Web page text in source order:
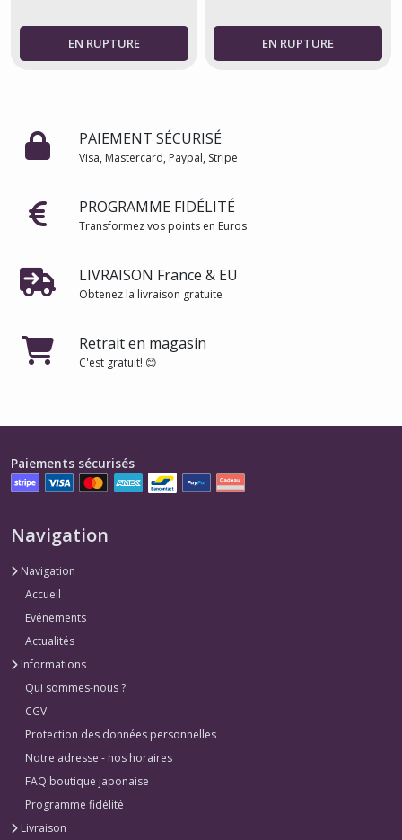
PAIEMENT SÉCURISÉ
Visa, Mastercard, Paypal, Stripe
PROGRAMME FIDÉLITÉ
Transformez vos points en Euros
LIVRAISON France & EU
Obtenez la livraison gratuite
Retrait en magasin
C'est gratuit! 😊
Paiements sécurisés
Navigation
Navigation
Accueil
Evénements
Actualités
Informations
Qui sommes-nous ?
CGV
Protection des données personnelles
Notre adresse - nos horaires
FAQ boutique japonaise
Programme fidélité
Livraison